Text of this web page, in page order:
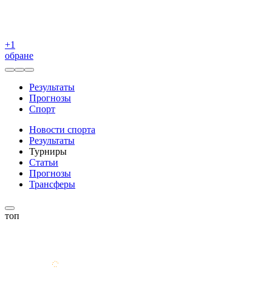
+1
обране
Результаты
Прогнозы
Спорт
Новости спорта
Результаты
Турниры
Статьи
Прогнозы
Трансферы
топ